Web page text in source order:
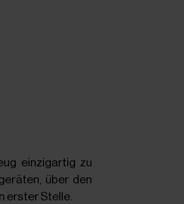
einzigartig zu
über den
erster Stelle.